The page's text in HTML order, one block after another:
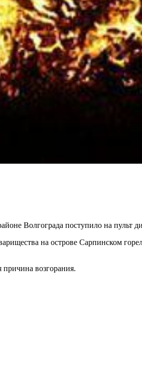
Волгограда поступило на пульт
на острове Сарпинском
возгорания.